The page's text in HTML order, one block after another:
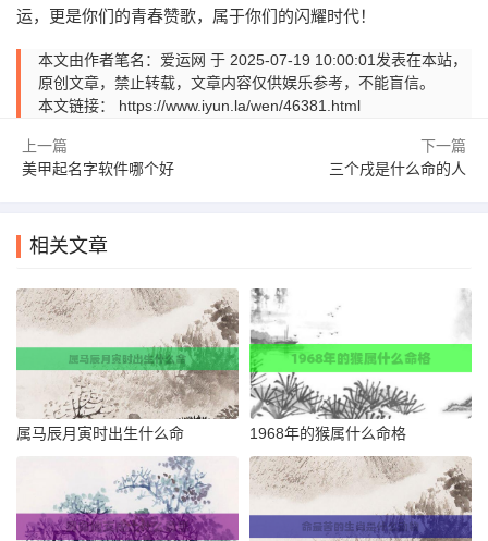
运，更是你们的青春赞歌，属于你们的闪耀时代！
本文由作者笔名：爱运网 于 2025-07-19 10:00:01发表在本站，
原创文章，禁止转载，文章内容仅供娱乐参考，不能盲信。
本文链接： https://www.iyun.la/wen/46381.html
上一篇
美甲起名字软件哪个好
下一篇
三个戌是什么命的人
相关文章
属马辰月寅时出生什么命 1968年的猴属什么命格